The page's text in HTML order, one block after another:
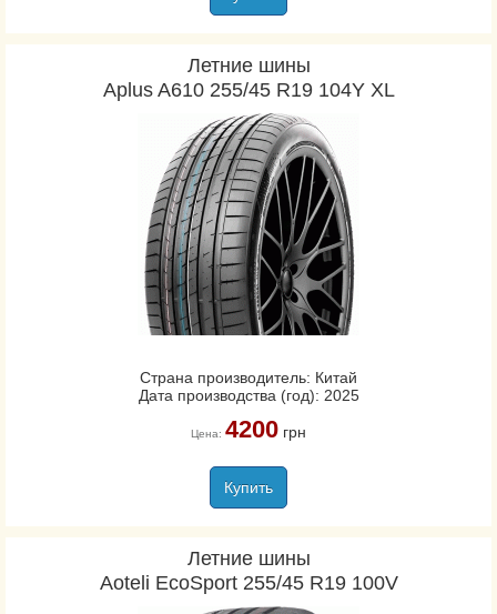
Летние шины
Aplus A610 255/45 R19 104Y XL
Страна производитель: Китай
Дата производства (год): 2025
Цена: 4200грн
Купить
Летние шины
Aoteli EcoSport 255/45 R19 100V